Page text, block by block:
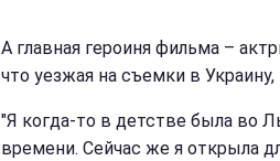
А главная героиня фильма –
что уезжая на съемки в Украину,
"Я когда-то в детстве была во
времени. Сейчас же я открыла